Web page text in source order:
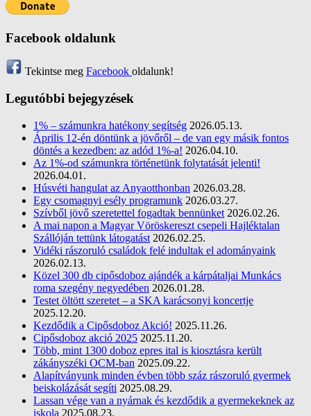
Facebook oldalunk
Tekintse meg Facebook oldalunk!
Legutóbbi bejegyzések
1% – számunkra hatékony segítség 2026.05.13.
Április 12-én döntünk a jövőről – de van egy másik fontos
döntés a kezedben: az adód 1%-a! 2026.04.10.
Az 1%-od számunkra történetünk folytatását jelenti!
2026.04.01.
Húsvéti hangulat az Anyaotthonban 2026.03.28.
Egy csomagnyi esély programunk 2026.03.27.
Szívből jövő szeretettel fogadtak bennünket 2026.02.26.
A mai napon a Magyar Vöröskereszt csepeli Hajléktalan
Szállóján tettünk látogatást 2026.02.25.
Vidéki rászoruló családok felé indultak el adományaink
2026.02.13.
Közel 300 db cipősdoboz ajándék a kárpátaljai Munkács
roma szegény negyedében 2026.01.28.
Testet öltött szeretet – a SKA karácsonyi koncertje
2025.12.20.
Kezdődik a Cipősdoboz Akció! 2025.11.26.
Cipősdoboz akció 2025 2025.11.20.
Több, mint 1300 doboz epres ital is kiosztásra került
zákányszéki OCM-ban 2025.09.22.
Alapítványunk minden évben több száz rászoruló gyermek
beiskolázását segíti 2025.08.29.
Lassan vége van a nyárnak és kezdődik a gyermekeknek az
iskola 2025.08.23.